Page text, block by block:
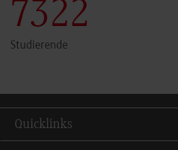
7341
Studierende
Quicklinks